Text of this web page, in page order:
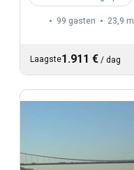
99 gasten 23,9 m
Laagste1.911 € / dag